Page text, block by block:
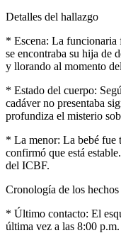
Detalles del hallazgo
* Escena: La funcionaria
se encontraba su hija de
y llorando al momento
* Estado del cuerpo:
cadáver no presentaba
profundiza el misterio
* La menor: La bebé fue
confirmó que está
del ICBF.
Cronología de los hechos
* Último contacto: El
última vez a las 8:00